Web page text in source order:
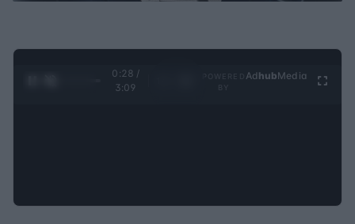
0:29 /
3:09
Ad hubMedia